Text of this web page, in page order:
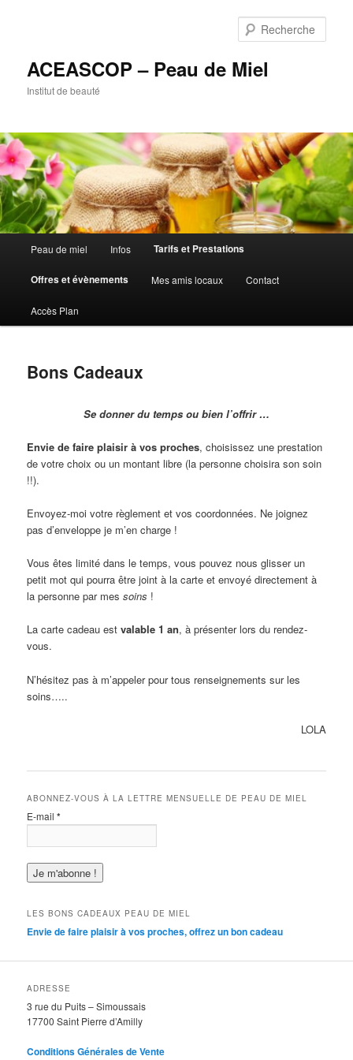
ACEASCOP – Peau de Miel
Institut de beauté
Aller
au
contenu
Peau de miel Infos Tarifs et Prestations
Offres et évènements Mes amis locaux Contact
Accès Plan
Bons Cadeaux
Se donner du temps ou bien l’offrir …
Envie de faire plaisir à vos proches, choisissez une prestation
de votre choix ou un montant libre (la personne choisira son soin
!!).
Envoyez-moi votre règlement et vos coordonnées. Ne joignez
pas d’enveloppe je m’en charge !
Vous êtes limité dans le temps, vous pouvez nous glisser un
petit mot qui pourra être joint à la carte et envoyé directement à
la personne par messoins !
La carte cadeau estvalable 1 an, à présenter lors du rendez-
vous.
N’hésitez pas à m’appeler pour tous renseignements sur les
soins…..
LOLA
ABONNEZ-VOUS À LA LETTRE MENSUELLE DE PEAU DE MIEL
E-mail*
LES BONS CADEAUX PEAU DE MIEL
Envie de faire plaisir à vos proches, offrez un bon cadeau
ADRESSE
3 rue du Puits – Simoussais
17700 Saint Pierre d’Amilly
Conditions Générales de Vente